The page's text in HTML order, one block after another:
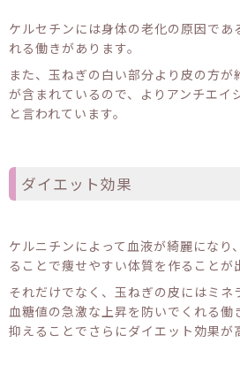
ケルセチンには身体の老化の原因であ
れる働きがあります。
また、玉ねぎの白い部分より皮の方が
が含まれているので、よりアンチエイ
と言われています。
ダイエット効果
ケルニチンによって血液が綺麗になり
ることで痩せやすい体質を作ることが
それだけでなく、玉ねぎの皮にはミネ
血糖値の急激な上昇を防いでくれる働
抑えることでさらにダイエット効果が